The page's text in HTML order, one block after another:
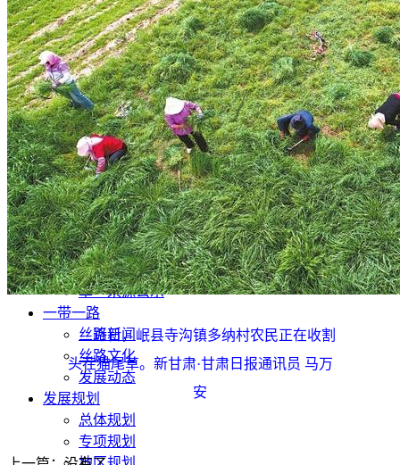
高质量发展
水利
污染防治
文化旅游
生态修复
产业发展
甘肃招标
公开招标
中标公示
竞争性磋商/谈判
废标终止
更正公告
其他公告
单一来源公示
一带一路
丝路新闻
丝路文化
发展动态
发展规划
总体规划
专项规划
近日，岷县寺沟镇多纳村农民正在收割
头茬猫尾草。新甘肃·甘肃日报通讯员 马万
安